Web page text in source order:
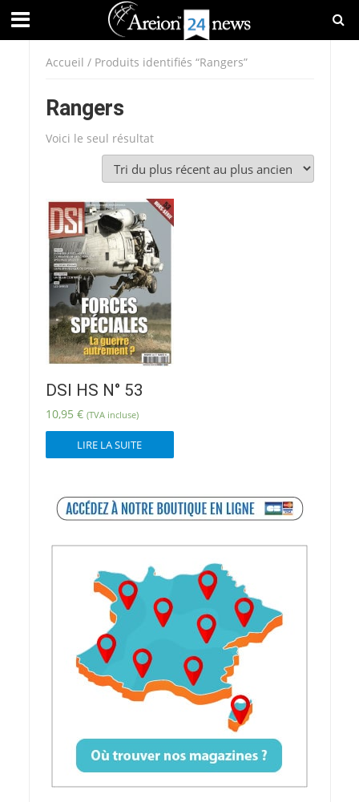
Accueil / Produits identifiés “Rangers”
Rangers
Voici le seul résultat
DSI HS N° 53
10,95 € (TVA incluse)
LIRE LA SUITE